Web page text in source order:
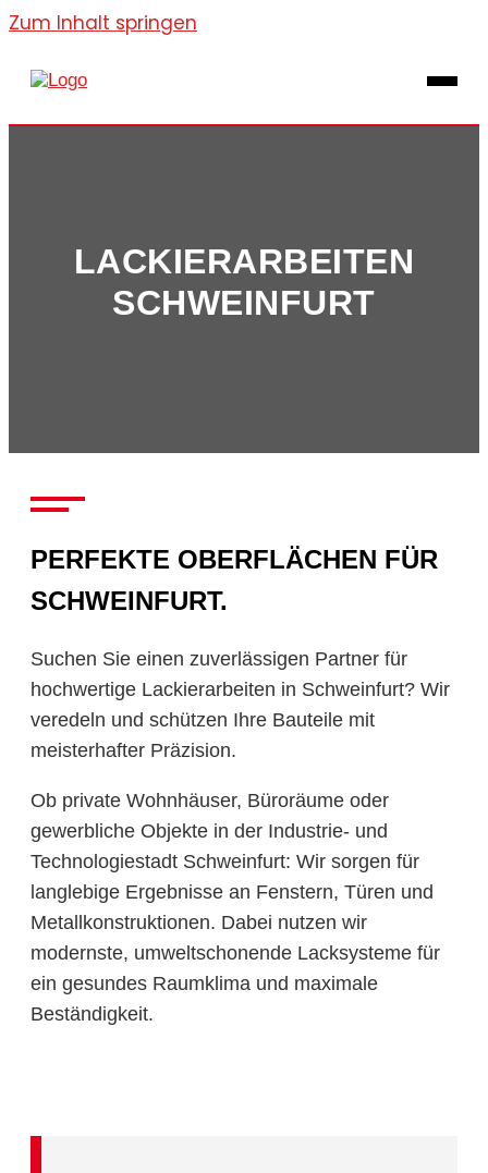
Zum Inhalt springen
LACKIERARBEITEN
SCHWEINFURT
PERFEKTE OBERFLÄCHEN FÜR
SCHWEINFURT.
Suchen Sie einen zuverlässigen Partner für
hochwertige Lackierarbeiten in Schweinfurt? Wir
veredeln und schützen Ihre Bauteile mit
meisterhafter Präzision.
Ob private Wohnhäuser, Büroräume oder
gewerbliche Objekte in der Industrie- und
Technologiestadt Schweinfurt: Wir sorgen für
langlebige Ergebnisse an Fenstern, Türen und
Metallkonstruktionen. Dabei nutzen wir
modernste, umweltschonende Lacksysteme für
ein gesundes Raumklima und maximale
Beständigkeit.